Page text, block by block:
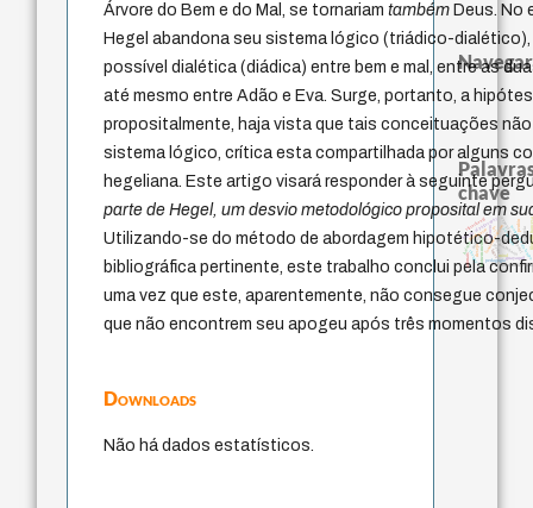
Árvore do Bem e do Mal, se tornariamtambém Deus. No
Hegel abandona seu sistema lógico (triádico-
possível dialética (diádica) entre bem e mal, entre as
até mesmo entre Adão e Eva. Surge, portanto, a
propositalmente, haja vista que tais conceituações não
sistema lógico, crítica esta compartilhada por alguns
hegeliana. Este artigo visará responder à seguinte
parte de Hegel, um desvio metodológico proposital em
Utilizando-se do método de abordagem hipotético-
bibliográfica pertinente, este trabalho conclui pela
uma vez que este, aparentemente, não consegue
que não encontrem seu apogeu após três momentos
Downloads
Não há dados estatísticos.
Navegar
chave
fundamentalismo
jacobi
protágoras experiência temporal
metafísica do tempo
género
idadeintolerância
history of philosophy
homem-medida
j.c.m. neto
palavra
perdón
leyes violencia
guayaquil
logos
pedagogia
lei filosofia
desejo
não maleficência
bataille
mind
therapy
animais
viktor frankl